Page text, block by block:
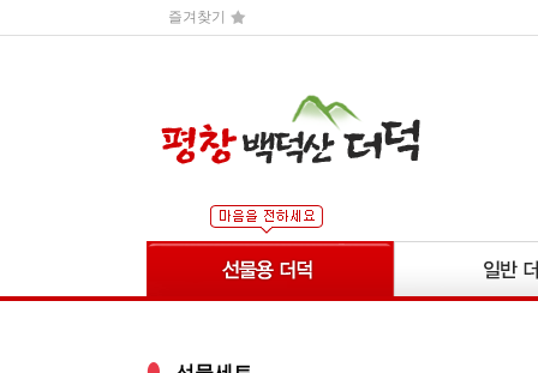
즐겨찾기